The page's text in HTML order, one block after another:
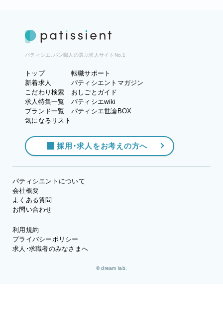
パティシエ、パン職人の選ぶ求人サイトNo.1
トップ
新着求人
こだわり検索
求人特集一覧
ブランド一覧
気になるリスト
転職サポート
パティシエントマガジン
おしごとガイド
パティシエwiki
パティシエ世論BOX
採用・求人をお考えの方へ
パティシエントについて
会社概要
よくある質問
お問い合わせ
利用規約
プライバシーポリシー
求人・求職者のみなさまへ
© dream lab.